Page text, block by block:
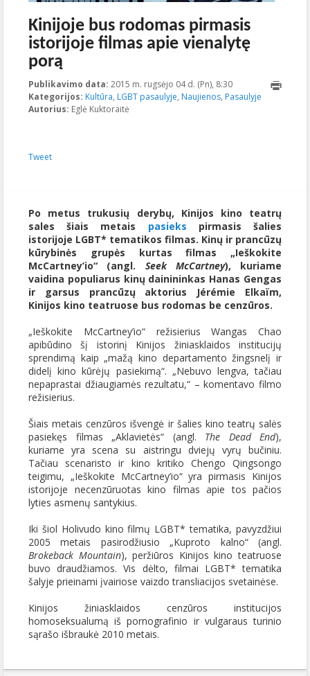
Kinijoje bus rodomas pirmasis
istorijoje filmas apie vienalytę
porą
Publikavimo data: 2015 m. rugsėjo 04 d. (Pn), 8:30
19T15:49:53+00:00
Kategorijos: Kultūra, LGBT pasaulyje, Naujienos, Pasaulyje
Autorius: Eglė Kuktoraitė
Tweet
Po metus trukusių derybų, Kinijos kino teatrų
sales šiais metais pasieks pirmasis šalies
istorijoje LGBT* tematikos filmas. Kinų ir prancūzų
kūrybinės grupės kurtas filmas „Ieškokite
McCartney’io“ (angl. Seek McCartney), kuriame
vaidina populiarus kinų dainininkas Hanas Gengas
ir garsus prancūzų aktorius Jérémie Elkaïm,
Kinijos kino teatruose bus rodomas be cenzūros.
„Ieškokite McCartney’io“ režisierius Wangas Chao
apibūdino šį istorinį Kinijos žiniasklaidos institucijų
sprendimą kaip „mažą kino departamento žingsnelį ir
didelį kino kūrėjų pasiekimą“. „Nebuvo lengva, tačiau
nepaprastai džiaugiamės rezultatu,“ – komentavo filmo
režisierius.
Šiais metais cenzūros išvengė ir šalies kino teatrų salės
pasiekęs filmas „Aklavietės“ (angl. The Dead End),
kuriame yra scena su aistringu dviejų vyrų bučiniu.
Tačiau scenaristo ir kino kritiko Chengo Qingsongo
teigimu, „Ieškokite McCartney’io“ yra pirmasis Kinijos
istorijoje necenzūruotas kino filmas apie tos pačios
lyties asmenų santykius.
Iki šiol Holivudo kino filmų LGBT* tematika, pavyzdžiui
2005 metais pasirodžiusio „Kuproto kalno“ (angl.
Brokeback Mountain), peržiūros Kinijos kino teatruose
buvo draudžiamos. Vis dėlto, filmai LGBT* tematika
šalyje prieinami įvairiose vaizdo transliacijos svetainėse.
Kinijos žiniasklaidos cenzūros institucijos
homoseksualumą iš pornografinio ir vulgaraus turinio
sąrašo išbraukė 2010 metais.